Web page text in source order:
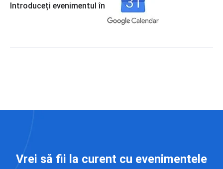
Introduceți evenimentul în
Vrei să fii la curent cu evenimentele